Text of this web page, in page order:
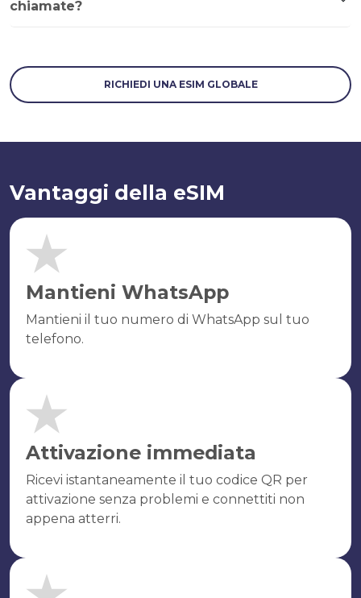
chiamate?
RICHIEDI UNA ESIM GLOBALE
Vantaggi della eSIM
Mantieni WhatsApp
Mantieni il tuo numero di WhatsApp sul tuo
telefono.
Attivazione immediata
Ricevi istantaneamente il tuo codice QR per
attivazione senza problemi e connettiti non
appena atterri.